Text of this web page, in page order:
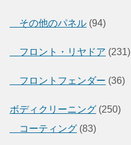
その他のパネル (94)
フロント・リヤドア (231)
フロントフェンダー (36)
ボディクリーニング (250)
コーティング (83)